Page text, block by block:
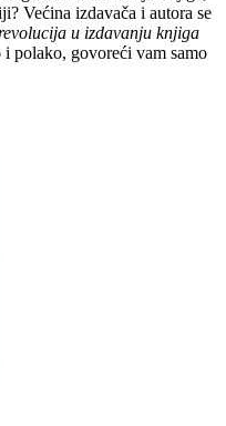
Većina izdavača i autora se
u izdavanju knjiga
i polako, govoreći vam samo